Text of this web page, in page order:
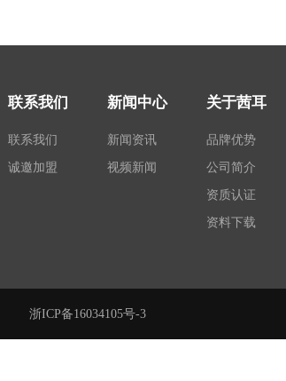
联系我们
联系我们
诚邀加盟
新闻中心
新闻资讯
视频新闻
关于茜耳
品牌优势
公司简介
资质认证
资料下载
浙ICP备16034105号-3